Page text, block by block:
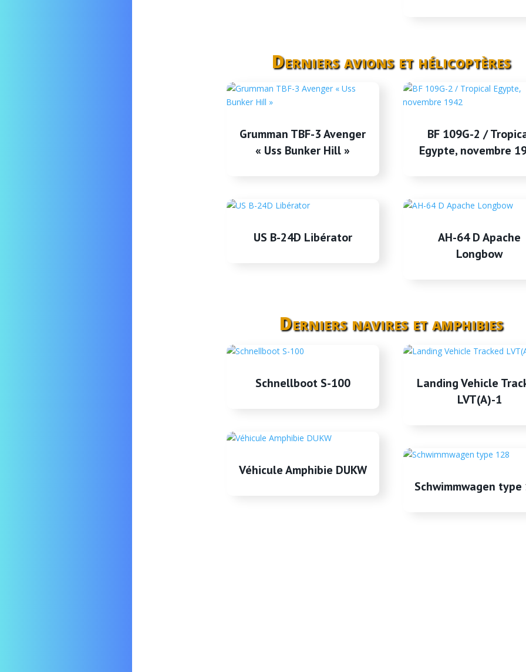
Derniers avions et hélicoptères
Grumman TBF-3 Avenger
« Uss Bunker Hill »
US B-24D Libérator
BF 109G-2 /
Egypte, novembre
AH-64 D Apache
Longbow
Derniers navires et amphibies
Schnellboot S-100
Véhicule Amphibie DUKW
Landing Vehicle
LVT(A)-1
Schwimmwagen type